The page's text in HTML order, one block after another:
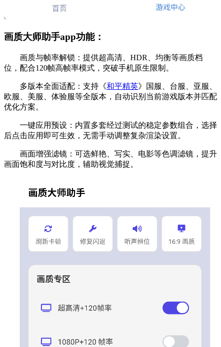
画质大师助手app功能：
画质与帧率解锁：提供超高清、HDR、均衡等画质档
位，配合120帧高帧率模式，突破手机原生限制。
多版本全面适配：支持《和平精英》国服、台服、亚服、
欧服、美服、体验服等全版本，自动识别当前游戏版本并匹配
优化方案。
一键应用预设：内置多套经过测试的稳定参数组合，选择
后点击应用即可生效，无需手动调整复杂渲染设置。
画面增强滤镜：可选鲜艳、写实、电影等色调滤镜，提升
画面饱和度与对比度，辅助视觉捕捉。